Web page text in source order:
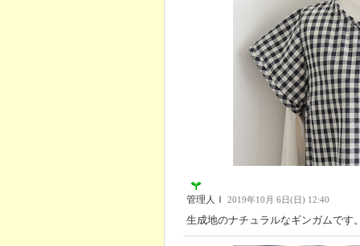
管理人Ｉ 2019年10月 6日(日) 12:40
生成地のナチュラルなギンガムです